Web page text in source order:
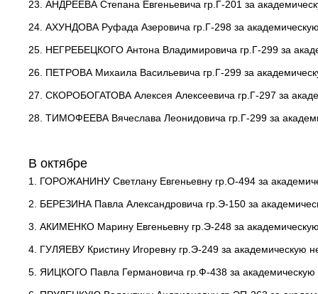
23. АНДРЕЕВА Степана Евгеньевича гр.Г-201 за
24. АХУНДОВА Руфада Азеровича гр.Г-298 за
25. НЕГРЕБЕЦКОГО Антона Владимировича гр.Г-299 за
26. ПЕТРОВА Михаила Васильевича гр.Г-299 за
27. СКОРОБОГАТОВА Алексея Алексеевича гр.Г-297 за
28. ТИМОФЕЕВА Вячеслава Леонидовича гр.Г-299 за
В октябре
1. ГОРОЖАНИНУ Светлану Евгеньевну гр.О-494 за
2. БЕРЕЗИНА Павла Александровича гр.Э-150 за
3. АКИМЕНКО Марину Евгеньевну гр.Э-248 за
4. ГУЛЯЕВУ Кристину Игоревну гр.Э-249 за академическую
5. ЯИЦКОГО Павла Германовича гр.Ф-438 за академическую